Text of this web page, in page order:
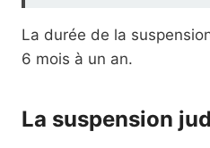
La durée de la
6 mois à un an.
La suspension